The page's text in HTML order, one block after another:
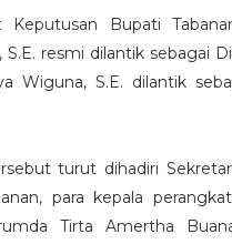
Keputusan Bupati
resmi dilantik sebagai
Wiguna, S.E. dilantik
turut dihadiri
para kepala
Tirta Amertha